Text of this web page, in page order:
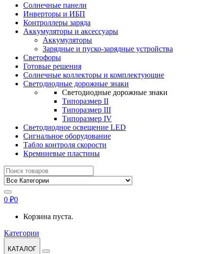
Солнечные панели
Инверторы и ИБП
Контроллеры заряда
Аккумуляторы и аксессуары
Аккумуляторы
Зарядные и пуско-зарядные устройства
Светофоры
Готовые решения
Солнечные коллекторы и комплектующие
Светодиодные дорожные знаки
Светодиодные дорожные знаки
Типоразмер II
Типоразмер III
Типоразмер IV
Светодиодное освещение LED
Сигнальное оборудование
Табло контроля скорости
Кремниевые пластины
Найти:
0 ₽0
Корзина пуста.
Категории
КАТАЛОГ